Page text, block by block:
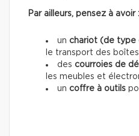
Par ailleurs, pensez à avoir :
un chariot (de type
le transport des boîtes
des courroies de
les meubles et
un coffre à outils